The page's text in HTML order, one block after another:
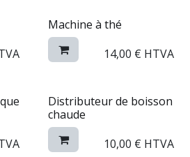
Machine à thé
14,00 € HTVA
Distributeur de boisson
chaude
10,00 € HTVA